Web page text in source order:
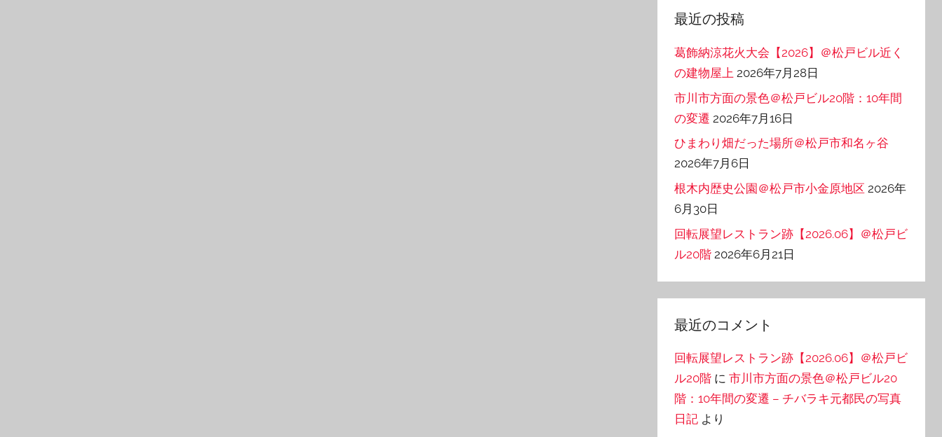
ー
最近の投稿
葛飾納涼花火大会【2026】＠松戸ビル近く
の建物屋上 2026年7月28日
市川市方面の景色＠松戸ビル20階：10年間
の変遷 2026年7月16日
ひまわり畑だった場所＠松戸市和名ヶ谷
2026年7月6日
根木内歴史公園＠松戸市小金原地区 2026年
6月30日
回転展望レストラン跡【2026.06】＠松戸ビ
ル20階 2026年6月21日
最近のコメント
回転展望レストラン跡【2026.06】＠松戸ビ
ル20階 に市川市方面の景色＠松戸ビル20
階：10年間の変遷 – チバラキ元都民の写真
日記 より